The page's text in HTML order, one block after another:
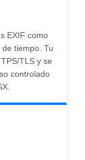
EXIF como
tiempo. Tu
TLS y se
controlado